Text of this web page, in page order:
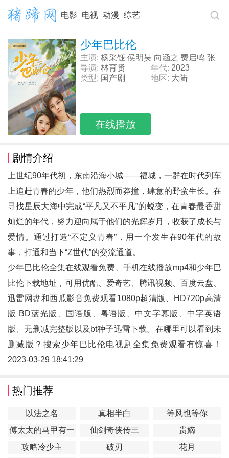
电影 电视 动漫 综艺
少年巴比伦
主演: 杨采钰 侯明昊 向涵之 费启鸣 张
腾 陈奕歌
导演: 林育贤 年代: 2023
类型: 国产剧 地区: 大陆
在线播放
剧情介绍
上世纪90年代初，东南沿海小城——福城，一群在时代列车
上追赶青春的少年，他们热烈而莽撞，肆意的野蛮生长。在
寻找星辰大海中完成“平凡又不平凡”的蜕变，在青春最香甜
灿烂的年代，努力迎向属于他们的光辉岁月，收获了成长与
爱情。通过打造“不定义青春”，用一个发生在90年代的故
事，打通和当下“Z世代”的交流通道。
少年巴比伦全集在线观看免费、手机在线播放mp4和少年巴
比伦下载地址，可用优酷、爱奇艺、腾讯视频、百度云盘、
迅雷网盘和西瓜影音免费观看1080p超清版、HD720p高清
版 BD蓝光版、国语版、粤语版、中文字幕版、中字英语
版、无删减完整版以及bt种子迅雷下载。在哪里可以看到未
删减版？搜索少年巴比伦电视剧全集免费观看有惊喜！
2023-03-29 18:41:29
热门推荐
以法之名 真相半白
等风也等你
傅太太的马甲有一
点多
仙剑奇侠传三
贵嫡
攻略冷少主
破刃 花月